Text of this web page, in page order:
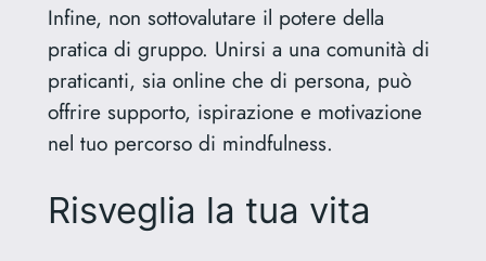
Infine, non sottovalutare il potere della
pratica di gruppo. Unirsi a una comunità di
praticanti, sia online che di persona, può
offrire supporto, ispirazione e motivazione
nel tuo percorso di mindfulness.
Risveglia la tua vita